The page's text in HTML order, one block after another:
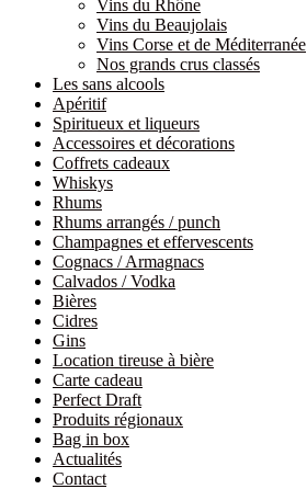
Vins du Rhône
Vins du Beaujolais
Vins Corse et de Méditerranée
Nos grands crus classés
Les sans alcools
Apéritif
Spiritueux et liqueurs
Accessoires et décorations
Coffrets cadeaux
Whiskys
Rhums
Rhums arrangés / punch
Champagnes et effervescents
Cognacs / Armagnacs
Calvados / Vodka
Bières
Cidres
Gins
Location tireuse à bière
Carte cadeau
Perfect Draft
Produits régionaux
Bag in box
Actualités
Contact